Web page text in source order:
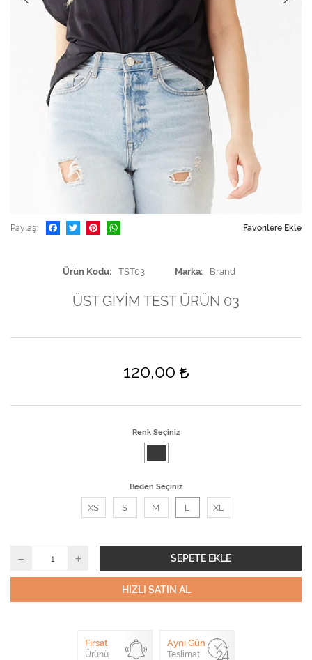
Paylaş Favorilere Ekle
Ürün Kodu TST03 Marka Brand
ÜST GİYİM TEST ÜRÜN 03
120,00
Renk Seçiniz
Beden Seçiniz
XS S M L XL
SEPETE EKLE
HIZLI SATIN AL
Fırsat
Ürünü
Aynı Gün
Teslimat